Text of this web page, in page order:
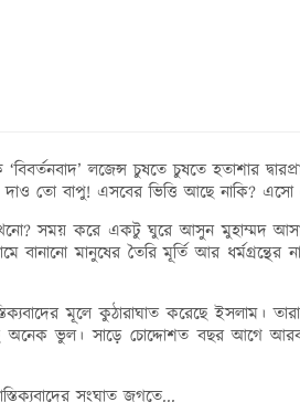
লজেন্স চুষতে চুষতে হতাশার
দাও তো বাপু! এসবের ভিত্তি আছে নাকি?
করে একটু ঘুরে আসুন মুহাম্মদ আসাদের
মানুষের তৈরি মূর্তি আর
মূলে কুঠারাঘাত করেছে
অনেক ভুল। সাড়ে চোদ্দোশত বছর আগে
সংঘাত জগতে...